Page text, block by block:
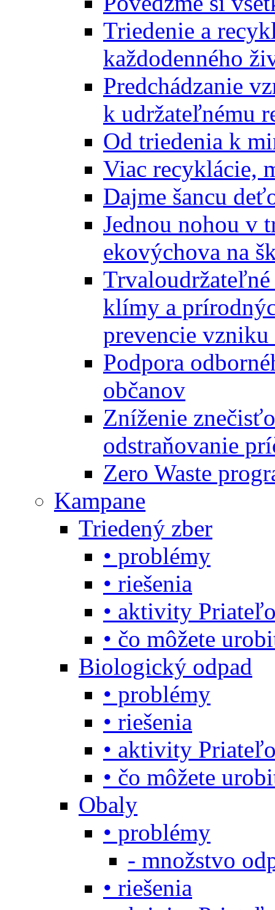
Triedenie a
každodenného
Predchádzanie
k udržateľnému
Od triedenia k
Viac recyklácie,
Dajme šancu
Jednou nohou v
ekovýchova na
klímy a
prevencie vzniku
Podpora
občanov
Zníženie
odstraňovanie
Zero Waste
Kampane
Triedený zber
• problémy
• riešenia
• aktivity
• čo môžete
Biologický odpad
• problémy
• riešenia
• aktivity
• čo môžete
Obaly
• problémy
- množstvo
• riešenia